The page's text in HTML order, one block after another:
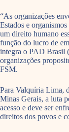
“As organizações
Estados e
um direito humano
função do lucro de
integra o PAD Brasil
organizações
FSM.
Para Valquíria Lima,
Minas Gerais, a luta
acesso e deve ser
direitos dos povos e